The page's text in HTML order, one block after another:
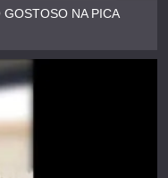
GOSTOSO NA PICA